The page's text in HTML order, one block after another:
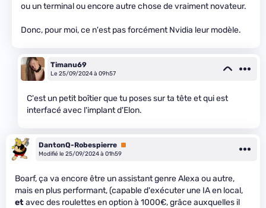
ou un terminal ou encore autre chose de vraiment novateur.
Donc, pour moi, ce n'est pas forcément Nvidia leur modèle.
Timanu69
Le 25/09/2024 à 09h57
C'est un petit boîtier que tu poses sur ta tête et qui est
interfacé avec l'implant d'Elon.
DantonQ-Robespierre Premium
Modifié le 25/09/2024 à 01h59
Boarf, ça va encore être un assistant genre Alexa ou autre,
mais en plus performant, (capable d'exécuter une IA en local,
etavec des roulettes en option à 1000€, grâce auxquelles il